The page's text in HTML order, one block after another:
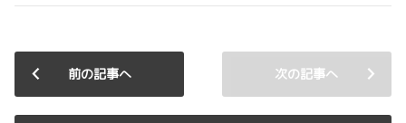
前の記事へ 次の記事へ